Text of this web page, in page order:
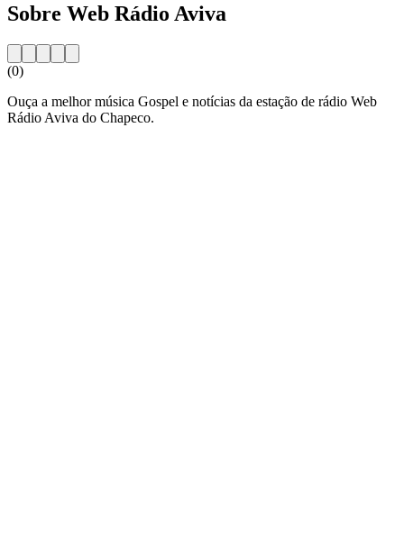
Sobre Web Rádio Aviva
(0)
Ouça a melhor música Gospel e notícias da estação de rádio Web
Rádio Aviva do Chapeco.